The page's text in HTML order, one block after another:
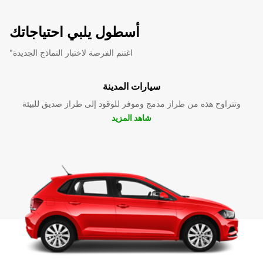
أسطول يلبي احتياجاتك
"اغتنم الفرصة لاختبار النماذج الجديدة
سيارات المدينة
وتتراوح هذه من طراز مدمج وموفر للوقود إلى طراز صديق للبيئة
شاهد المزيد